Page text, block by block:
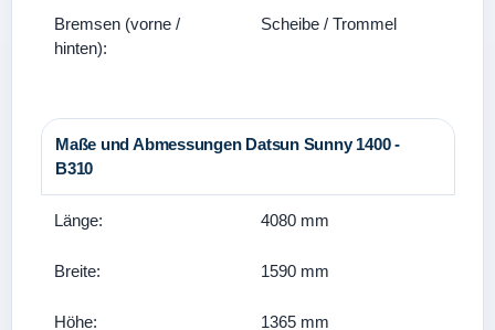
Bremsen (vorne /
hinten):
Scheibe / Trommel
Maße und Abmessungen Datsun Sunny 1400 -
B310
Länge: 4080 mm
Breite: 1590 mm
Höhe: 1365 mm